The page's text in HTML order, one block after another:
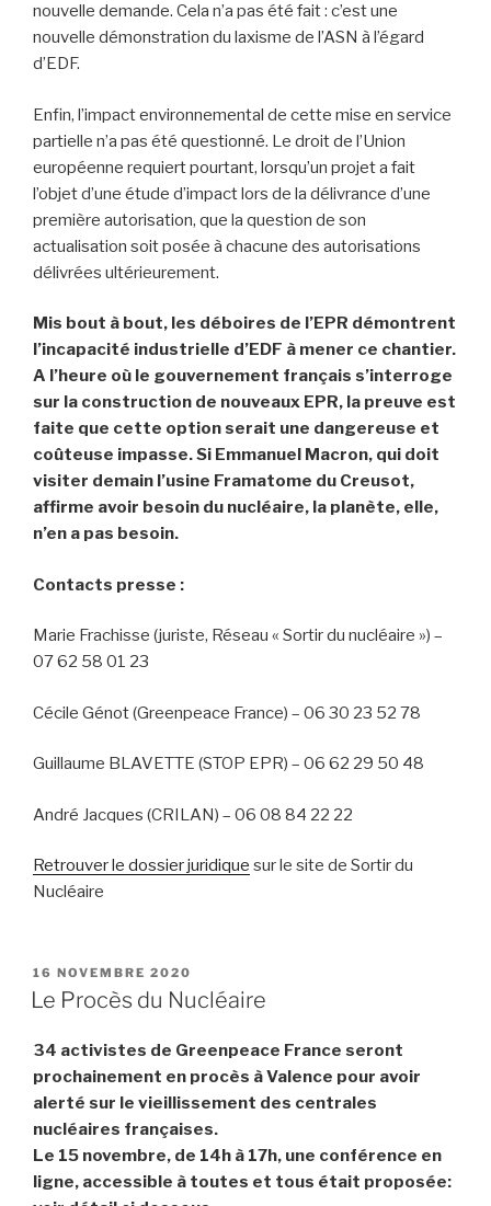
nouvelle demande. Cela n’a pas été fait : c’est une
nouvelle démonstration du laxisme de l’ASN à l’égard
d’EDF.
Enfin, l’impact environnemental de cette mise en service
partielle n’a pas été questionné. Le droit de l’Union
européenne requiert pourtant, lorsqu’un projet a fait
l’objet d’une étude d’impact lors de la délivrance d’une
première autorisation, que la question de son
actualisation soit posée à chacune des autorisations
délivrées ultérieurement.
Mis bout à bout, les déboires de l’EPR démontrent
l’incapacité industrielle d’EDF à mener ce chantier.
A l’heure où le gouvernement français s’interroge
sur la construction de nouveaux EPR, la preuve est
faite que cette option serait une dangereuse et
coûteuse impasse. Si Emmanuel Macron, qui doit
visiter demain l’usine Framatome du Creusot,
affirme avoir besoin du nucléaire, la planète, elle,
n’en a pas besoin.
Contacts presse :
Marie Frachisse (juriste, Réseau « Sortir du nucléaire ») –
07 62 58 01 23
Cécile Génot (Greenpeace France) – 06 30 23 52 78
Guillaume BLAVETTE (STOP EPR) – 06 62 29 50 48
André Jacques (CRILAN) – 06 08 84 22 22
Retrouver le dossier juridique sur le site de Sortir du
Nucléaire
PUBLIÉ
LE
16 NOVEMBRE 2020
Le Procès du Nucléaire
34 activistes de Greenpeace France seront
prochainement en procès à Valence pour avoir
alerté sur le vieillissement des centrales
nucléaires françaises.
Le 15 novembre, de 14h à 17h, une conférence en
ligne, accessible à toutes et tous était proposée: